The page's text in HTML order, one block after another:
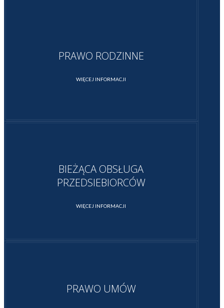
PRAWO RODZINNE
WIĘCEJ INFORMACJI
BIEŻĄCA OBSŁUGA
PRZEDSIEBIORCÓW
WIĘCEJ INFORMACJI
PRAWO UMÓW